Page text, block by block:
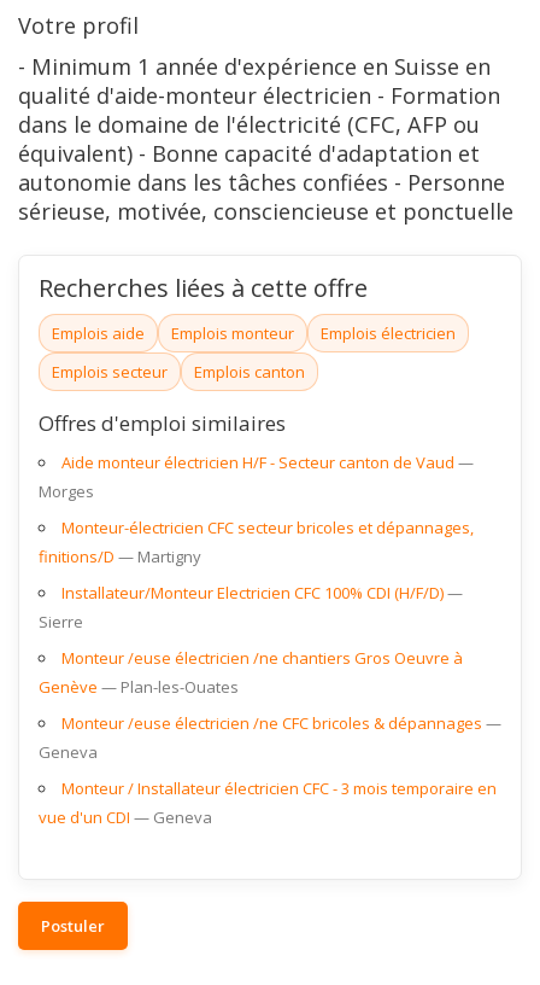
Votre profil
- Minimum 1 année d'expérience en Suisse en
qualité d'aide-monteur électricien - Formation
dans le domaine de l'électricité (CFC, AFP ou
équivalent) - Bonne capacité d'adaptation et
autonomie dans les tâches confiées - Personne
sérieuse, motivée, consciencieuse et ponctuelle
Recherches liées à cette offre
Emplois aide Emplois monteur
Emplois électricien
Emplois secteur
Emplois canton
Offres d'emploi similaires
Aide monteur électricien H/F - Secteur canton de Vaud
Morges
Monteur-électricien CFC secteur bricoles et dépannages,
finitions/D
Martigny
Installateur/Monteur Electricien CFC 100% CDI (H/F/D)
Sierre
Monteur /euse électricien /ne chantiers Gros Oeuvre à
Genève
Plan-les-Ouates
Monteur /euse électricien /ne CFC bricoles & dépannages
Geneva
Monteur / Installateur électricien CFC - 3 mois temporaire en
vue d'un CDI
Geneva
Postuler